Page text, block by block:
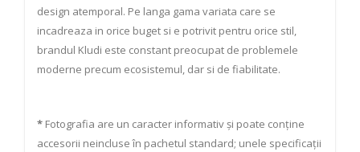
design atemporal. Pe langa gama variata care se
incadreaza in orice buget si e potrivit pentru orice stil,
brandul Kludi este constant preocupat de problemele
moderne precum ecosistemul, dar si de fiabilitate.
* Fotografia are un caracter informativ și poate conține
accesorii neincluse în pachetul standard; unele specificații